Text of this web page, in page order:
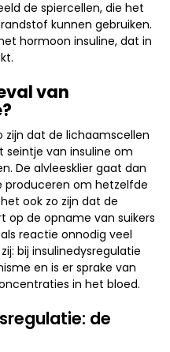
de spiercellen, die het
kunnen gebruiken.
hormoon insuline, dat in
van
zijn dat de lichaamscellen
van insuline om
De alvleesklier gaat dan
produceren om hetzelfde
ook zo zijn dat de
op de opname van suikers
reactie onnodig veel
bij insulinedysregulatie
en is er sprake van
in het bloed.
de